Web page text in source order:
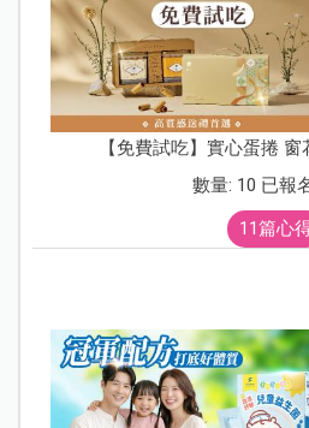
【免費試吃】實心蛋捲
數量: 10 已報
11篇心